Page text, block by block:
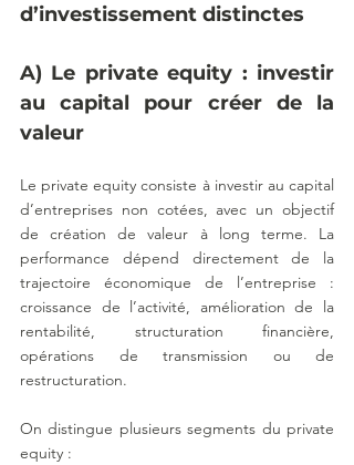
d’investissement distinctes
A) Le private equity : investir
au capital pour créer de la
valeur
Le private equity consiste à investir au capital
d’entreprises non cotées, avec un objectif
de création de valeur à long terme. La
performance dépend directement de la
trajectoire économique de l’entreprise :
croissance de l’activité, amélioration de la
rentabilité, structuration financière,
opérations de transmission ou de
restructuration.
On distingue plusieurs segments du private
equity :